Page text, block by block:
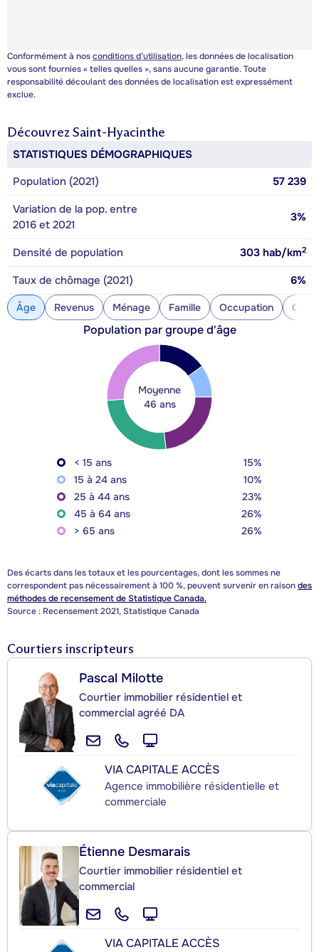
Conformément à nosconditions d’utilisation, les données de localisation
vous sont fournies « telles quelles », sans aucune garantie. Toute
responsabilité découlant des données de localisation est expressément
exclue.
Découvrez Saint-Hyacinthe
STATISTIQUES DÉMOGRAPHIQUES
Population (2021)
57 239
Variation de la pop. entre
2016 et 2021
3%
Densité de population 303 hab/km2
Taux de chômage (2021) 6%
Âge Revenus Ménage Famille Occupation
Population par groupe d'âge
Moyenne
46 ans
< 15 ans
15%
15 à 24 ans
10%
25 à 44 ans
23%
45 à 64 ans
26%
> 65 ans
26%
Des écarts dans les totaux et les pourcentages, dont les sommes ne
correspondent pas nécessairement à 100 %, peuvent survenir en raisondes
méthodes de recensement de Statistique Canada.
Source : Recensement 2021, Statistique Canada
Courtiers inscripteurs
Pascal Milotte
Courtier immobilier résidentiel et
commercial agréé DA
VIA CAPITALE ACCÈS
Agence immobilière résidentielle et
commerciale
Étienne Desmarais
Courtier immobilier résidentiel et
commercial
VIA CAPITALE ACCÈS